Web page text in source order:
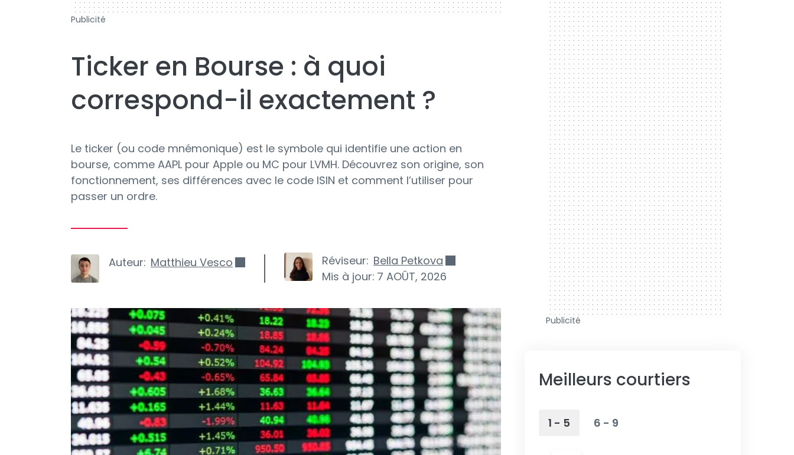
Publicité
Ticker en Bourse : à quoi
correspond-il exactement ?
Le ticker (ou code mnémonique) est le symbole qui identifie une action en
bourse, comme AAPL pour Apple ou MC pour LVMH. Découvrez son origine, son
fonctionnement, ses différences avec le code ISIN et comment l’utiliser pour
passer un ordre.
Auteur: Matthieu Vesco Réviseur: Bella Petkova
Mis à jour: 7 AOÛT, 2026
Publicité
Meilleurs courtiers
1 - 5 6 - 9